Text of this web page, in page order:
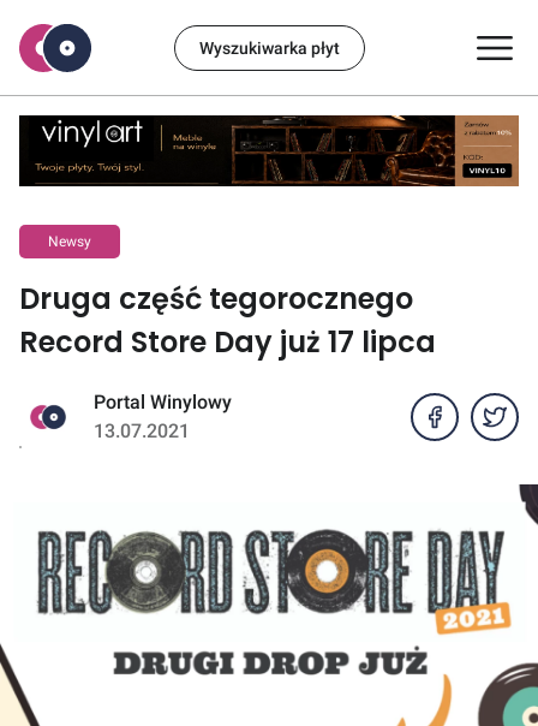
Wyszukiwarka płyt
Newsy
Druga część tegorocznego
Record Store Day już 17 lipca
Portal Winylowy
13.07.2021